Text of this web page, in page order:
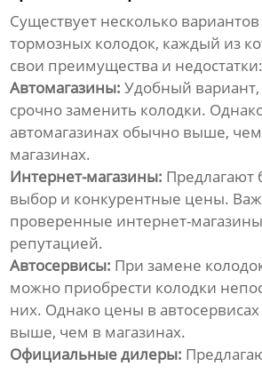
Существует несколько
тормозных колодок, каждый из
свои преимущества и недостатки:
Автомагазины: Удобный
срочно заменить колодки.
автомагазинах обычно выше,
магазинах.
Интернет-магазины: Предлагают
выбор и конкурентные цены.
проверенные интернет-
репутацией.
Автосервисы: При замене
можно приобрести колодки
них. Однако цены в
выше, чем в магазинах.
Официальные дилеры: